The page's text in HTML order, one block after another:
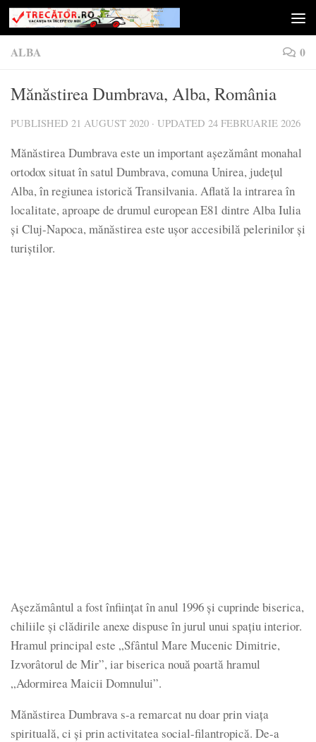
Skip to content
ALBA 0
Mănăstirea Dumbrava, Alba, România
PUBLISHED 21 AUGUST 2020 · UPDATED 24 FEBRUARIE 2026
Mănăstirea Dumbrava este un important așezământ monahal
ortodox situat în satul Dumbrava, comuna Unirea, județul
Alba, în regiunea istorică Transilvania. Aflată la intrarea în
localitate, aproape de drumul european E81 dintre Alba Iulia
și Cluj-Napoca, mănăstirea este ușor accesibilă pelerinilor și
turiștilor.
Așezământul a fost înființat în anul 1996 și cuprinde biserica,
chiliile și clădirile anexe dispuse în jurul unui spațiu interior.
Hramul principal este „Sfântul Mare Mucenic Dimitrie,
Izvorâtorul de Mir”, iar biserica nouă poartă hramul
„Adormirea Maicii Domnului”.
Mănăstirea Dumbrava s-a remarcat nu doar prin viața
spirituală, ci și prin activitatea social-filantropică. De-a